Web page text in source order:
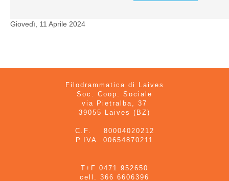
Giovedì, 11 Aprile 2024
Filodrammatica di Laives
Soc. Coop. Sociale
via Pietralba, 37
39055 Laives (BZ)
C.F. 80004020212
P.IVA 00654870211
T+F 0471 952650
cell. 366 6606396